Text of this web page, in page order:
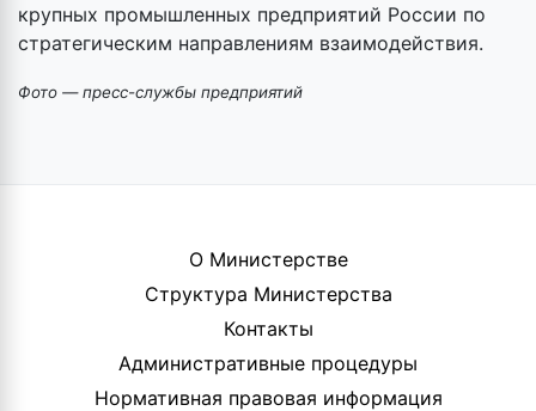
крупных промышленных предприятий России по
стратегическим направлениям взаимодействия.
Фото — пресс-службы предприятий
О Министерстве
Структура Министерства
Контакты
Административные процедуры
Нормативная правовая информация